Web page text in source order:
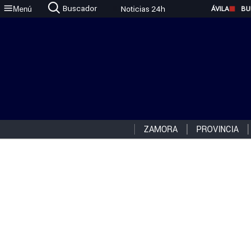
Menú Buscador Noticias 24h ÁVILA
ZAMORA PROVINCIA